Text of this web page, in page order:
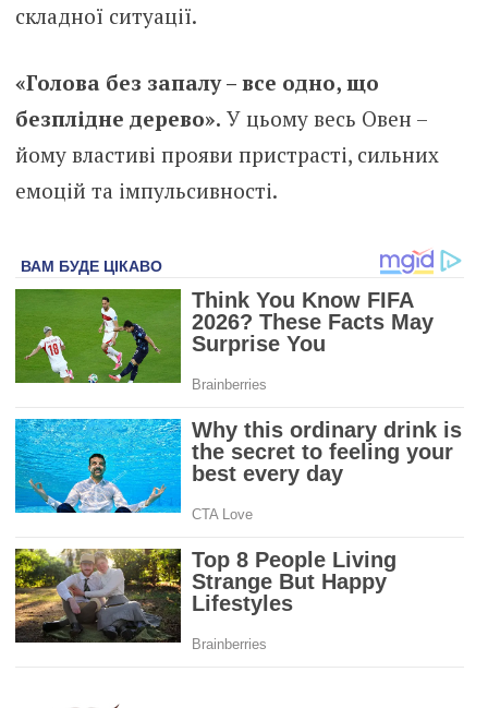
складної ситуації.
«Голова без запалу – все одно, що
безплідне дерево». У цьому весь Овен –
йому властиві прояви пристрасті, сильних
емоцій та імпульсивності.